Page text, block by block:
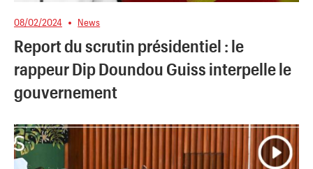
08/02/2024 News
Report du scrutin présidentiel : le
rappeur Dip Doundou Guiss interpelle le
gouvernement